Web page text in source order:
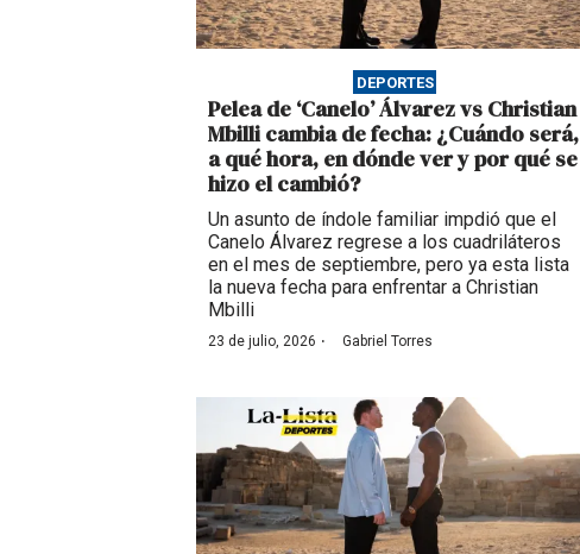
DEPORTES
Pelea de ‘Canelo’ Álvarez vs Christian
Mbilli cambia de fecha: ¿Cuándo será,
a qué hora, en dónde ver y por qué se
hizo el cambió?
Un asunto de índole familiar impdió que el
Canelo Álvarez regrese a los cuadriláteros
en el mes de septiembre, pero ya esta lista
la nueva fecha para enfrentar a Christian
Mbilli
23 de julio, 2026 · Gabriel Torres